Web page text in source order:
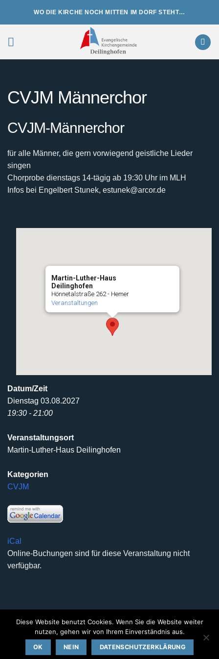
WO DIE KIRCHE NOCH MITTEN IM DORF STEHT…
CVJM Männerchor
CVJM-Männerchor
für alle Männer, die gern vorwiegend geistliche Lieder
singen
Chorprobe dienstags 14-tägig ab 19:30 Uhr im MLH
Infos bei Engelbert Stunek, estunek@arcor.de
Martin-Luther-Haus
Deilinghofen
Hönnetalstraße 262 - Hemer
Veranstaltungen
Datum/Zeit
Dienstag 03.08.2027
19:30 - 21:00
Veranstaltungsort
Martin-Luther-Haus Deilinghofen
Kategorien
CVJM
iCal
Online-Buchungen sind für diese Veranstaltung nicht
verfügbar.
DATENSCHUTZERKLÄRUNG IMPRESSUM KONTAKT
Copyright 2026 ©Kirchengemeinde Deilinghofen- Design
kleinzweidrei Kommunikationsdesign
Diese Website benutzt Cookies. Wenn Sie die Website weiter
nutzen, gehen wir von Ihrem Einverständnis aus.
OK NEIN DATENSCHUTZERKLÄRUNG